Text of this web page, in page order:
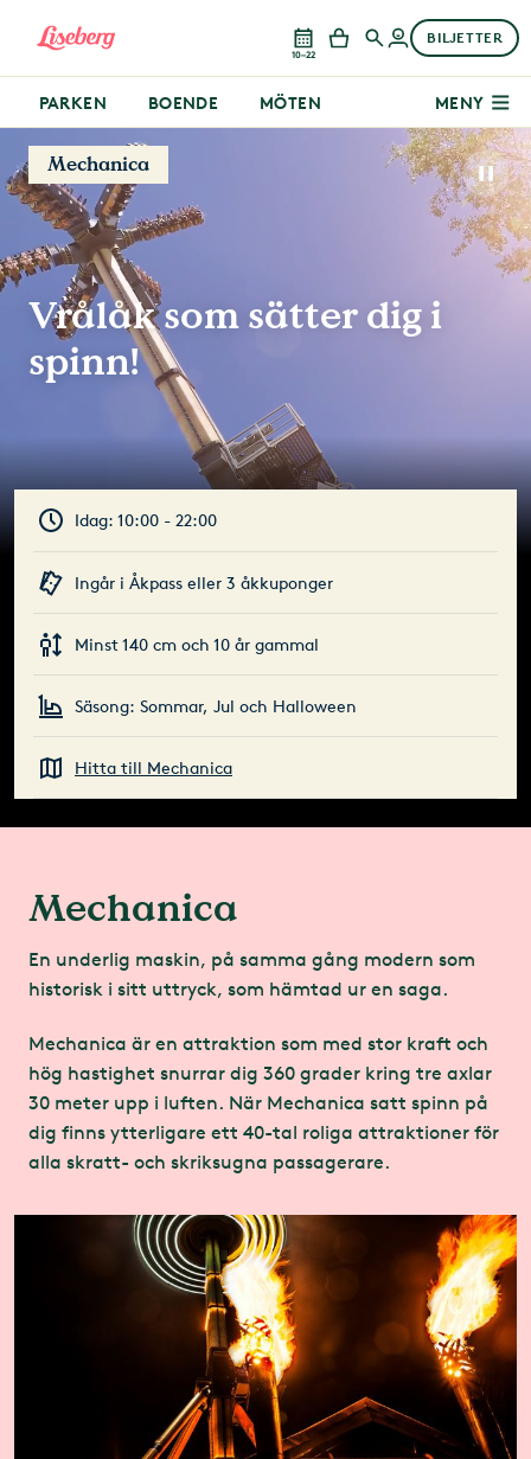
10–22
BILJETTER
PARKEN BOENDE MÖTEN MENY
Mechanica
Vrålåk som sätter dig i
spinn!
Idag: 10:00 - 22:00
Ingår i Åkpass eller 3 åkkuponger
Minst 140 cm och 10 år gammal
Säsong: Sommar, Jul och Halloween
Hitta till Mechanica
Mechanica
En underlig maskin, på samma gång modern som
historisk i sitt uttryck, som hämtad ur en saga.
Mechanica är en attraktion som med stor kraft och
hög hastighet snurrar dig 360 grader kring tre axlar
30 meter upp i luften. När Mechanica satt spinn på
dig finns ytterligare ett 40-tal roliga attraktioner för
alla skratt- och skriksugna passagerare.